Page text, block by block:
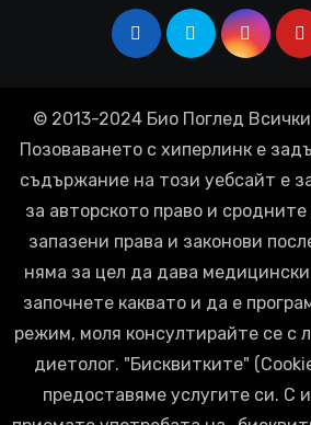
© 2013-2024 Био Поглед
Позоваването с хиперлинк е
съдържание на този уебсайт е
за авторското право и
запазени права и законови
няма за цел да дава
започнете каквато и да е
режим, моля консултирайте се с
диетолог. "Бисквитките"
предоставяме услугите си. С